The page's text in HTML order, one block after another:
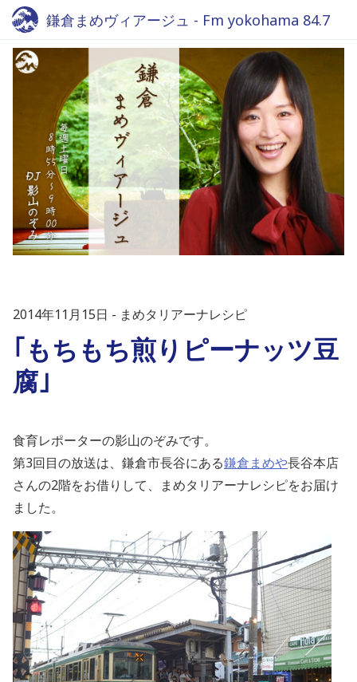
鎌倉まめヴィアージュ - Fm yokohama 84.7
2014年11月15日 まめタリアーナレシピ
｢もちもち煎りピーナッツ豆
腐｣
食育レポーターの影山のぞみです。
第3回目の放送は、鎌倉市長谷にある鎌倉まめや長谷本店
さんの2階をお借りして、まめタリアーナレシピをお届け
ました。